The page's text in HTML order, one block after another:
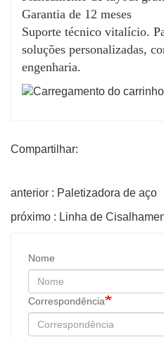
públicos específicos (por
versus especificações
Garantia de 12 meses
Suporte técnico vitalício.
soluções personalizadas,
engenharia.
Compartilhar:
anterior : Paletizadora de aço
próximo : Linha de
Nome
Correspondência